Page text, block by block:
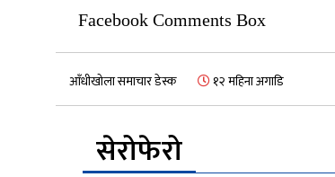
Facebook Comments Box
आँधीखोला समाचार डेस्क १२ महिना अगाडि
सेरोफेरो